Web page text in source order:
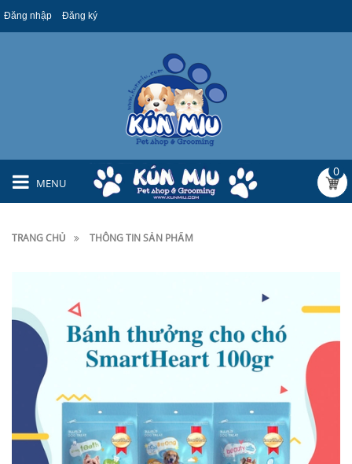
Đăng nhập Đăng ký
MENU
0
TRANG CHỦ THÔNG TIN SẢN PHẨM